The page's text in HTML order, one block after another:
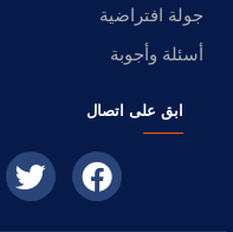
جولة افتراضية
أسئلة وأجوبة
ابق على اتصال